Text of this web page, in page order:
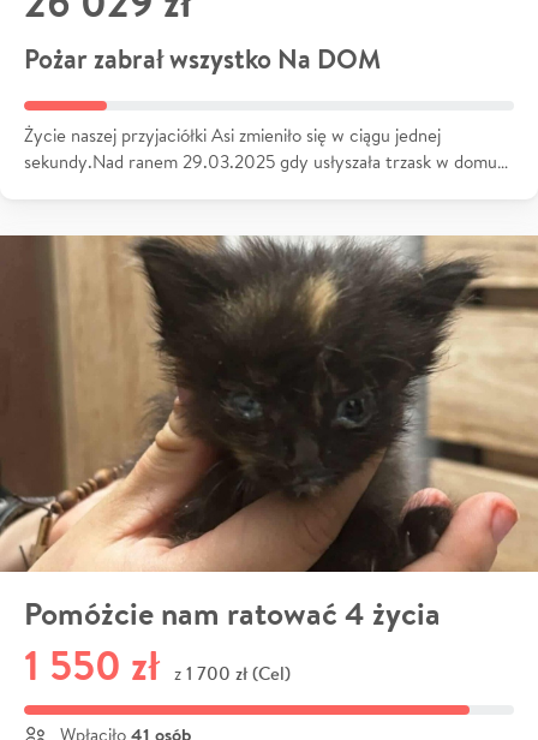
Pożar zabrał wszystko Na DOM
Życie naszej przyjaciółki Asi zmieniło się w ciągu jednej
sekundy.Nad ranem 29.03.2025 gdy usłyszała trzask w domu…
Pomóżcie nam ratować 4 życia
1 550 zł z 1 700 zł (Cel)
Wpłaciło